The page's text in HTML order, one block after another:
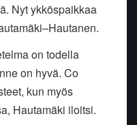
Nyt ykköspaikkaa
on todella
on hyvä. Co
kun myös
Hautamäki iloitsi.